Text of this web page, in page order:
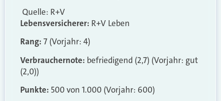
Quelle: R+V
Lebensversicherer: R+V Leben
Rang: 7 (Vorjahr: 4)
Verbrauchernote: befriedigend (2,7) (Vorjahr: gut
(2,0))
Punkte: 500 von 1.000 (Vorjahr: 600)